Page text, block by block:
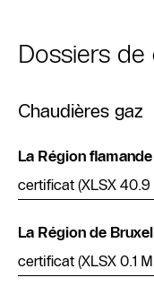
Dossiers
Chaudières gaz
La Région flamande
certificat (XLSX 40.9
La Région de
certificat (XLSX 0.1